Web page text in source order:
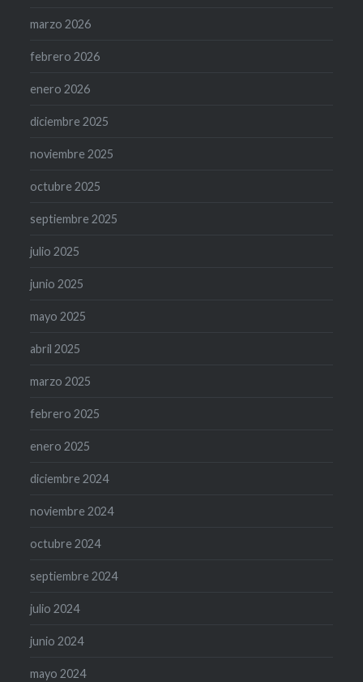
marzo 2026
febrero 2026
enero 2026
diciembre 2025
noviembre 2025
octubre 2025
septiembre 2025
julio 2025
junio 2025
mayo 2025
abril 2025
marzo 2025
febrero 2025
enero 2025
diciembre 2024
noviembre 2024
octubre 2024
septiembre 2024
julio 2024
junio 2024
mayo 2024